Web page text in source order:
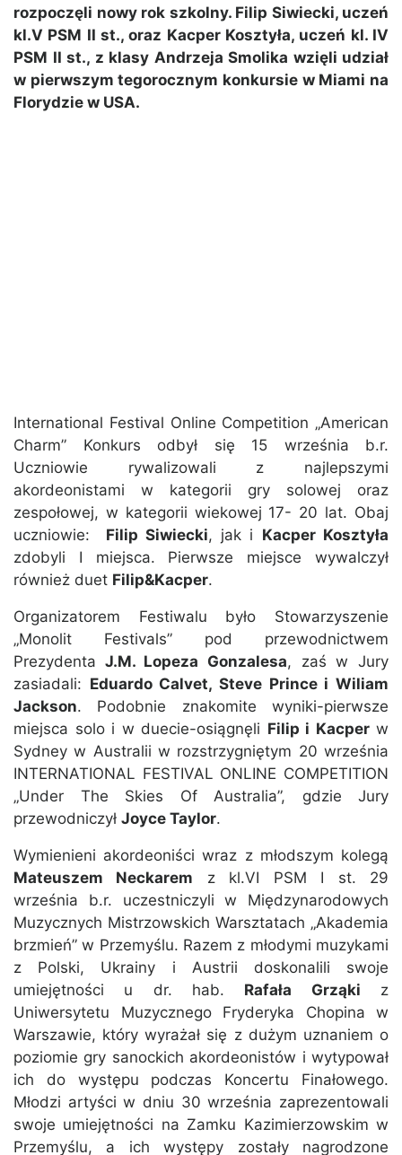
rozpoczęli nowy rok szkolny. Filip Siwiecki, uczeń
kl.V PSM II st., oraz Kacper Kosztyła, uczeń kl. IV
PSM II st., z klasy Andrzeja Smolika wzięli udział
w pierwszym tegorocznym konkursie w Miami na
Florydzie w USA.
International Festival Online Competition „American
Charm” Konkurs odbył się 15 września b.r.
Uczniowie rywalizowali z najlepszymi
akordeonistami w kategorii gry solowej oraz
zespołowej, w kategorii wiekowej 17- 20 lat. Obaj
uczniowie:
Filip Siwiecki, jak i Kacper Kosztyła
zdobyli I miejsca. Pierwsze miejsce wywalczył
również duet Filip&Kacper.
Organizatorem Festiwalu było Stowarzyszenie
„Monolit Festivals” pod przewodnictwem
Prezydenta J.M. Lopeza Gonzalesa, zaś w Jury
zasiadali: Eduardo Calvet, Steve Prince i Wiliam
Jackson. Podobnie znakomite wyniki-pierwsze
miejsca solo i w duecie-osiągnęli Filip i Kacperw
Sydney w Australii w rozstrzygniętym 20 września
INTERNATIONAL FESTIVAL ONLINE COMPETITION
„Under The Skies Of Australia”, gdzie Jury
przewodniczył Joyce Taylor.
Wymienieni akordeoniści wraz z młodszym kolegą
Mateuszem Neckarem z kl.VI PSM I st. 29
września b.r. uczestniczyli w Międzynarodowych
Muzycznych Mistrzowskich Warsztatach „Akademia
brzmień” w Przemyślu. Razem z młodymi muzykami
z Polski, Ukrainy i Austrii doskonalili swoje
umiejętności u dr. hab. Rafała Grząki z
Uniwersytetu Muzycznego Fryderyka Chopina w
Warszawie, który wyrażał się z dużym uznaniem o
poziomie gry sanockich akordeonistów i wytypował
ich do występu podczas Koncertu Finałowego.
Młodzi artyści w dniu 30 września zaprezentowali
swoje umiejętności na Zamku Kazimierzowskim w
Przemyślu, a ich występy zostały nagrodzone